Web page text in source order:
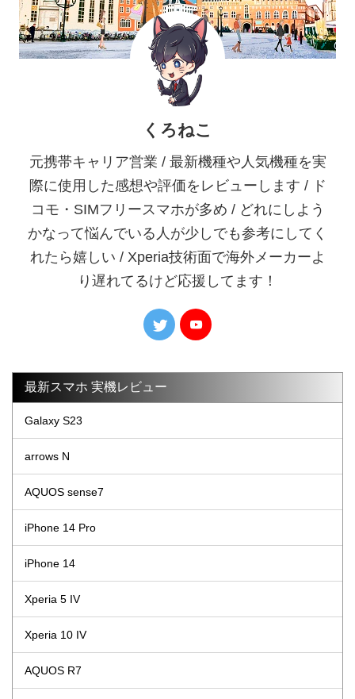
くろねこ
元携帯キャリア営業 / 最新機種や人気機種を実
際に使用した感想や評価をレビューします / ド
コモ・SIMフリースマホが多め / どれにしよう
かなって悩んでいる人が少しでも参考にしてく
れたら嬉しい / Xperia技術面で海外メーカーよ
り遅れてるけど応援してます！
最新スマホ 実機レビュー
Galaxy S23
arrows N
AQUOS sense7
iPhone 14 Pro
iPhone 14
Xperia 5 IV
Xperia 10 IV
AQUOS R7